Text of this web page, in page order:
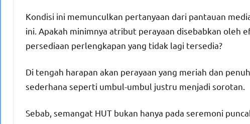
Kondisi ini memunculkan pertanyaan dari pantauan
ini. Apakah minimnya atribut perayaan disebabkan oleh
persediaan perlengkapan yang tidak lagi tersedia?
Di tengah harapan akan perayaan yang meriah dan
sederhana seperti umbul-umbul justru menjadi sorotan.
Sebab, semangat HUT bukan hanya pada seremoni